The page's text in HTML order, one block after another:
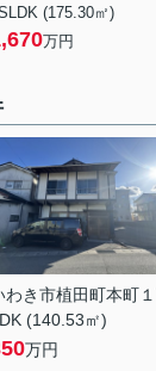
(175.30㎡)
万円
わき市植田町本町
(140.53㎡)
万円